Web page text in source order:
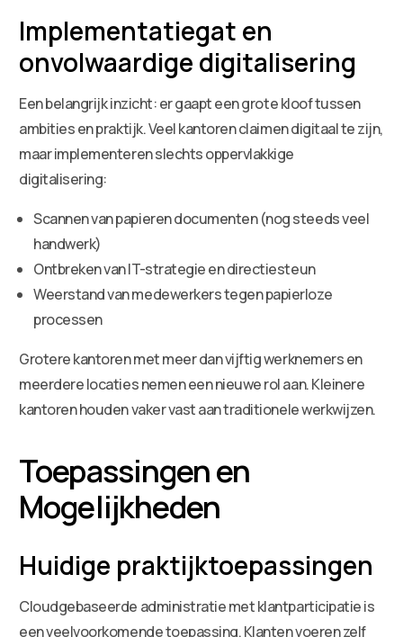
Implementatiegat en
onvolwaardige digitalisering
Een belangrijk inzicht: er gaapt een grote kloof tussen
ambities en praktijk. Veel kantoren claimen digitaal te zijn,
maar implementeren slechts oppervlakkige
digitalisering:
Scannen van papieren documenten (nog steeds veel
handwerk)
Ontbreken van IT-strategie en directiesteun
Weerstand van medewerkers tegen papierloze
processen
Grotere kantoren met meer dan vijftig werknemers en
meerdere locaties nemen een nieuwe rol aan. Kleinere
kantoren houden vaker vast aan traditionele werkwijzen.
Toepassingen en
Mogelijkheden
Huidige praktijktoepassingen
Cloudgebaseerde administratie met klantparticipatie is
een veelvoorkomende toepassing. Klanten voeren zelf